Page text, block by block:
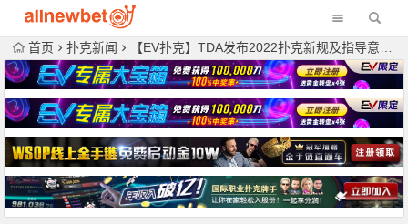
首页 扑克新闻 【EV扑克】TDA发布2022扑克新规及指导意见，重点针对泡沫前的拖延问题